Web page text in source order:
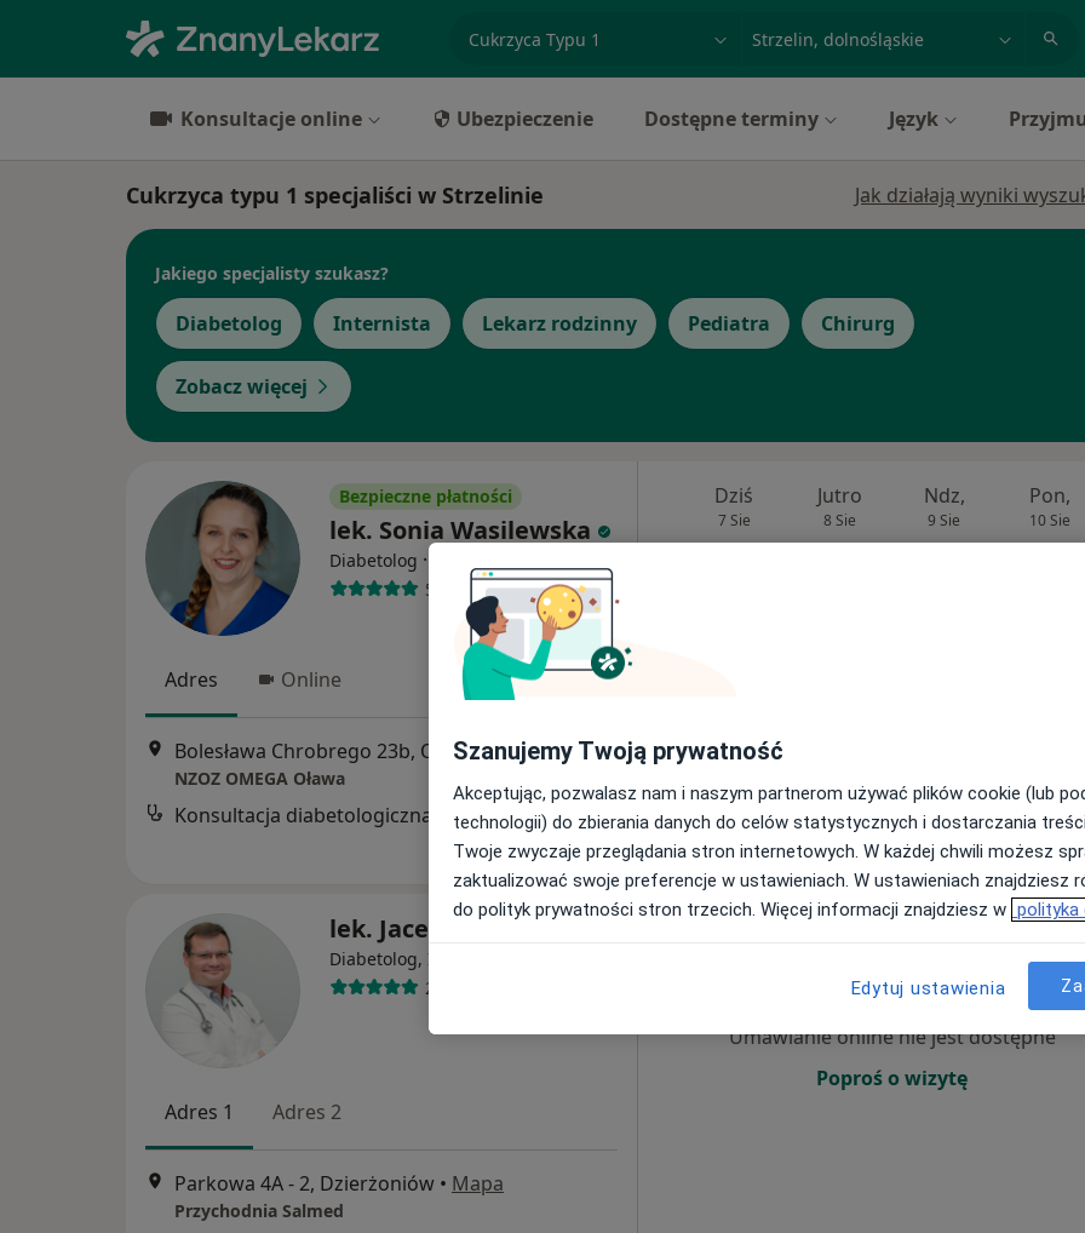
miasto lub dzielnica
Konsultacje online Ubezpieczenie Dostępne terminy Język
Cukrzyca typu 1 specjaliści w Strzelinie Jak działają wyniki
Jakiego specjalisty szukasz?
Diabetolog Internista Lekarz rodzinny Pediatra Chirurg
Zobacz więcej
Bezpieczne płatności
lek. Sonia Wasilewska
Diabetolog ·
59 opinii
Adres Online
Bolesława Chrobrego 23b, Oława•Mapa
NZOZ OMEGA Oława
Konsultacja diabetologiczna 150 zł
Dziś
7 Sie
Jutro
8 Sie
Ndz,
9 Sie
Pon,
10 Sie
lek. Jacek Bogdał
Diabetolog, Internista
243 opinie
Adres 1 Adres 2
Parkowa 4A - 2, Dzierżoniów • Mapa
Przychodnia Salmed
Ndz, Pon,
Umawianie online nie jest dostępne
Poproś o wizytę
Szanujemy Twoją prywatność
Akceptując, pozwalasz nam i naszym partnerom używać plików cookie (lub
technologii) do zbierania danych do celów statystycznych i dostarczania
Twoje zwyczaje przeglądania stron internetowych. W każdej chwili możesz
zaktualizować swoje preferencje w ustawieniach. W ustawieniach znajdziesz
do polityk prywatności stron trzecich. Więcej informacji znajdziesz w polityka
Edytuj ustawienia